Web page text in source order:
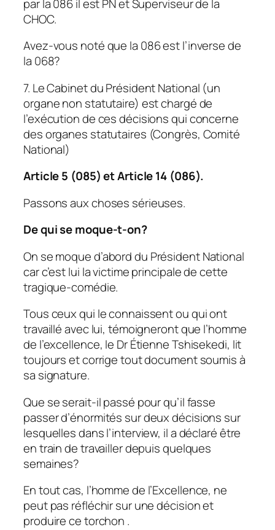
par la 086 il est PN et Superviseur de la
CHOC.
Avez-vous noté que la 086 est l’inverse de
la 068?
7. Le Cabinet du Président National (un
organe non statutaire) est chargé de
l’exécution de ces décisions qui concerne
des organes statutaires (Congrès, Comité
National)
Article 5 (085) et Article 14 (086).
Passons aux choses sérieuses.
De qui se moque-t-on?
On se moque d’abord du Président National
car c’est lui la victime principale de cette
tragique-comédie.
Tous ceux qui le connaissent ou qui ont
travaillé avec lui, témoigneront que l’homme
de l’excellence, le Dr Étienne Tshisekedi, lit
toujours et corrige tout document soumis à
sa signature.
Que se serait-il passé pour qu’il fasse
passer d’énormités sur deux décisions sur
lesquelles dans l’interview, il a déclaré être
en train de travailler depuis quelques
semaines?
En tout cas, l’homme de l’Excellence, ne
peut pas réfléchir sur une décision et
produire ce torchon .